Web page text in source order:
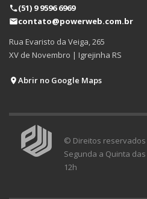
(51) 9 9596 6969
contato@powerweb.com.br
Rua Evaristo da Veiga, 265
XV de Novembro | Igrejinha RS
Abrir no Google Maps
© Direitos
Segunda a Quinta
12h